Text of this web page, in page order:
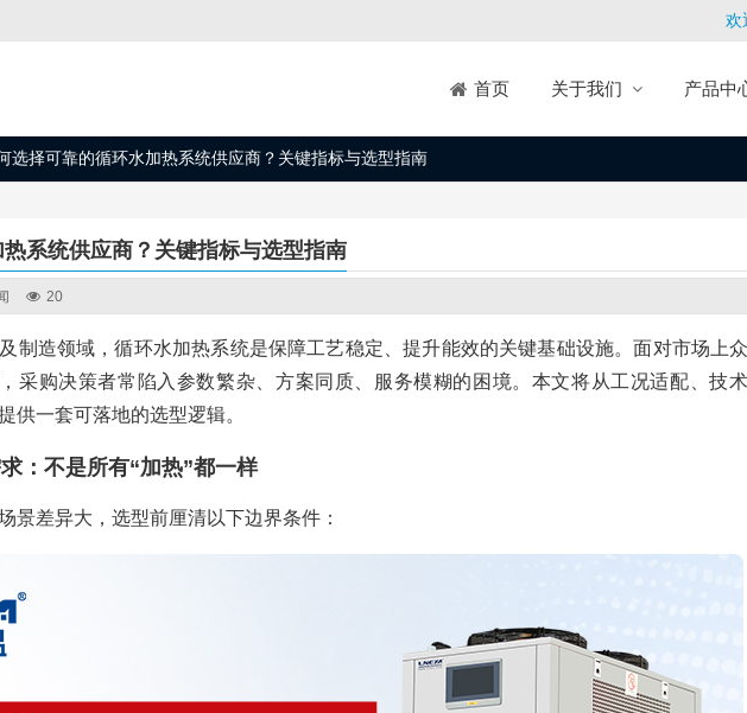
欢
首页 关于我们 产品中
选择可靠的循环水加热系统供应商？关键指标与选型指南
系统供应商？关键指标与选型指南
20
制造领域，循环水加热系统是保障工艺稳定、提升能效的关键基础设施。面对市场上
采购决策者常陷入参数繁杂、方案同质、服务模糊的困境。本文将从工况适配、技
供一套可落地的选型逻辑。
：不是所有“加热”都一样
景差异大，选型前厘清以下边界条件：